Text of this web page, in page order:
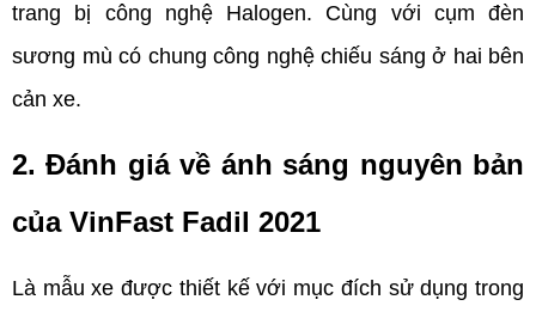
trang bị công nghệ Halogen. Cùng với cụm đèn
sương mù có chung công nghệ chiếu sáng ở hai bên
cản xe.
2. Đánh giá về ánh sáng nguyên bản
của VinFast Fadil 2021
Là mẫu xe được thiết kế với mục đích sử dụng trong